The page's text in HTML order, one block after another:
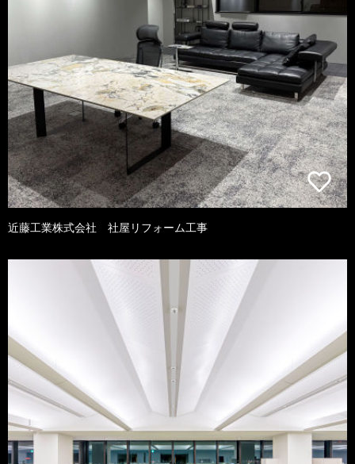
近藤工業株式会社 社屋リフォーム工事